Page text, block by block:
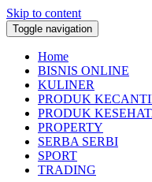
Skip to content
Toggle navigation
Home
BISNIS ONLINE
KULINER
PRODUK
PRODUK
PROPERTY
SERBA SERBI
SPORT
TRADING